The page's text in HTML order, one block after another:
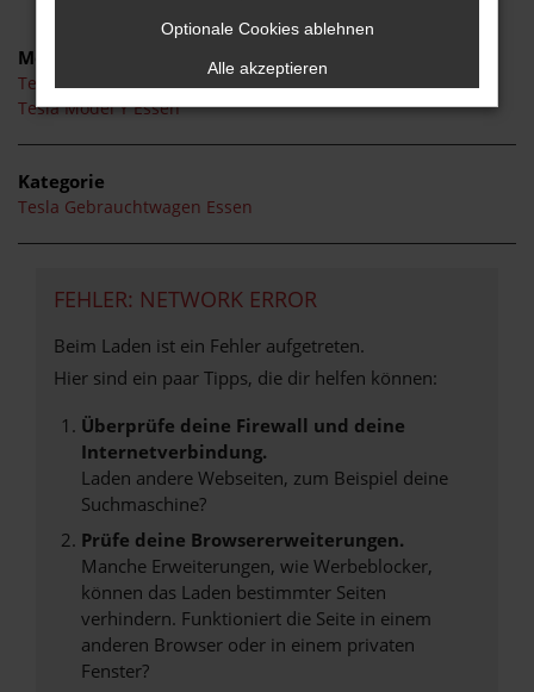
Modelle
Tesla Model 3 Essen
Tesla Model Y Essen
Kategorie
Tesla Gebrauchtwagen Essen
FEHLER: NETWORK ERROR
Beim Laden ist ein Fehler aufgetreten.
Hier sind ein paar Tipps, die dir helfen können:
Überprüfe deine Firewall und deine
Internetverbindung.
Laden andere Webseiten, zum Beispiel deine
Suchmaschine?
Prüfe deine Browsererweiterungen.
Manche Erweiterungen, wie Werbeblocker,
können das Laden bestimmter Seiten
verhindern. Funktioniert die Seite in einem
anderen Browser oder in einem privaten
Fenster?
Optionale Cookies ablehnen
Alle akzeptieren